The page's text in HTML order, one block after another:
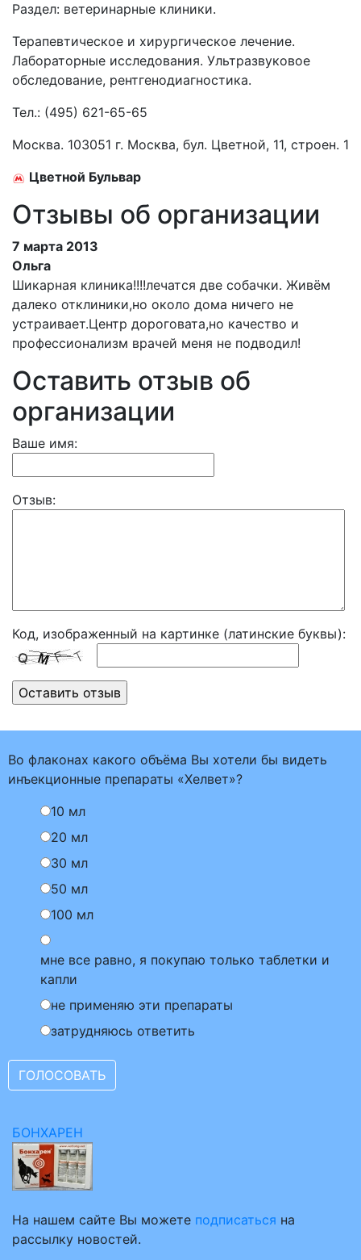
Раздел: ветеринарные клиники.
Терапевтическое и хирургическое лечение.
Лабораторные исследования. Ультразвуковое
обследование, рентгенодиагностика.
Тел.: (495) 621-65-65
Москва. 103051 г. Москва, бул. Цветной, 11, строен. 1
Цветной Бульвар
Отзывы об организации
7 марта 2013
Ольга
Шикарная клиника!!!!лечатся две собачки. Живём
далеко отклиники,но около дома ничего не
устраивает.Центр дороговата,но качество и
профессионализм врачей меня не подводил!
Оставить отзыв об
организации
Ваше имя:
Отзыв:
Код, изображенный на картинке (латинские буквы):
Во флаконах какого объёма Вы хотели бы видеть
инъекционные препараты «Хелвет»?
10 мл
20 мл
30 мл
50 мл
100 мл
мне все равно, я покупаю только таблетки и
капли
не применяю эти препараты
затрудняюсь ответить
БОНХАРЕН
На нашем сайте Вы можете подписаться на
рассылку новостей.